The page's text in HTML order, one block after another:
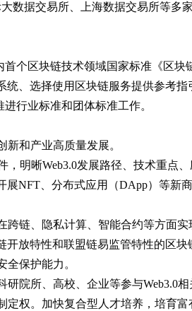
数据交易所、上海数据交易所等多
个区块链技术领域国家标准《区块
、选择使用区块链服务提供参考指
行业标准和团体标准工作。
和产业高质量发展。
明晰Web3.0发展路径、技术重点
NFT、分布式应用（DApp）等新
跨链、隐私计算、智能合约等方面
放特性和联盟链易监管特性的区
保护能力。
院所、高校、企业等参与Web3.0
权。加快复合型人才培养，培育